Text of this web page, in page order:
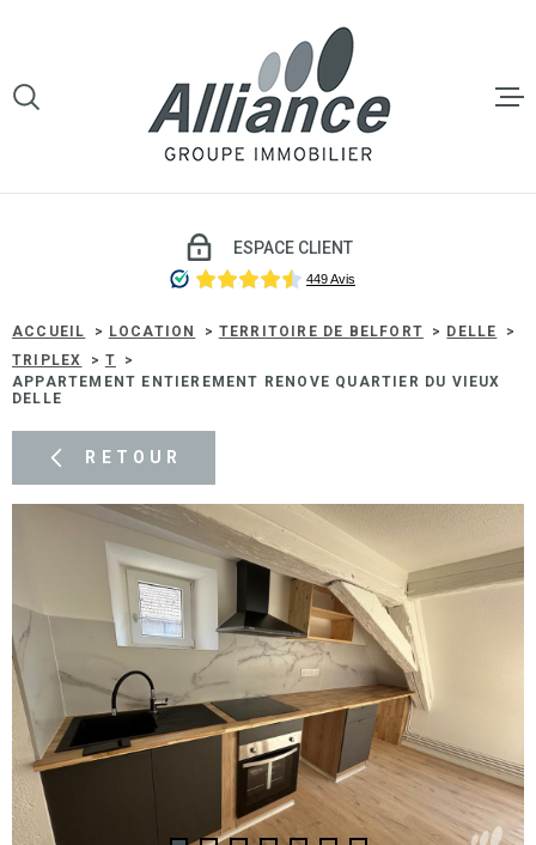
recherche
principal
NOS
VENDUS
ESPACE CLIENT
ACCUEIL LOCATION TERRITOIRE DE BELFORT
DELLE
TRIPLEX
T
APPARTEMENT ENTIEREMENT RENOVE QUARTIER DU VIEUX
DELLE
RETOUR
VOTRE
RECHERCHE
TYPE
BIEN
Surface
SURFACE
Pièces
PIÈCES
RÉFÉRENCE
PLUS DE CRITÈRES
RECHERCHER